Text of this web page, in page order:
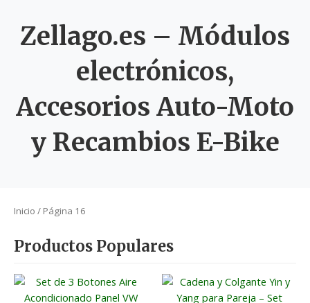
Zellago.es – Módulos
electrónicos,
Accesorios Auto-Moto
y Recambios E-Bike
Inicio / Página 16
Productos Populares